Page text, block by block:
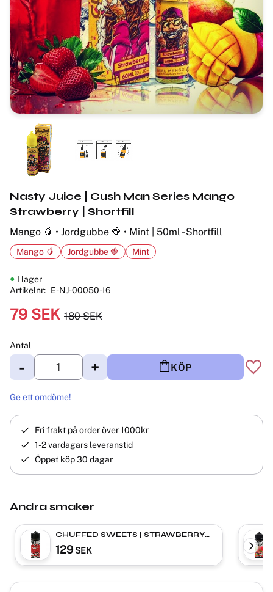
Nasty Juice | Cush Man Series Mango
Strawberry | Shortfill
Mango 🥭 • Jordgubbe 🍓 • Mint | 50ml - Shortfill
Nedsatt pris:
79 SEK Ordinarie pris:
180SEK
Antal
+
- KÖP
I lager
Artikelnr
E-NJ-00050-16
Mango 🥭 Jordgubbe 🍓 Mint
Ge ett omdöme!
Fri frakt på order över 1000kr
1-2 vardagars leveranstid
Öppet köp 30 dagar
Andra smaker
CHUFFED SWEETS | STRAWBERRY
LACES | Shortfill
129 SEK